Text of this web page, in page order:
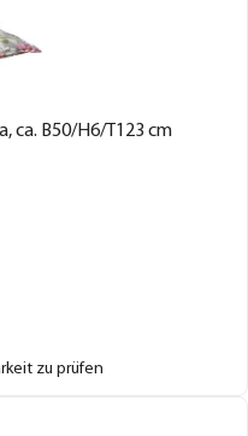
ca. B50/H6/T123 cm
zu prüfen